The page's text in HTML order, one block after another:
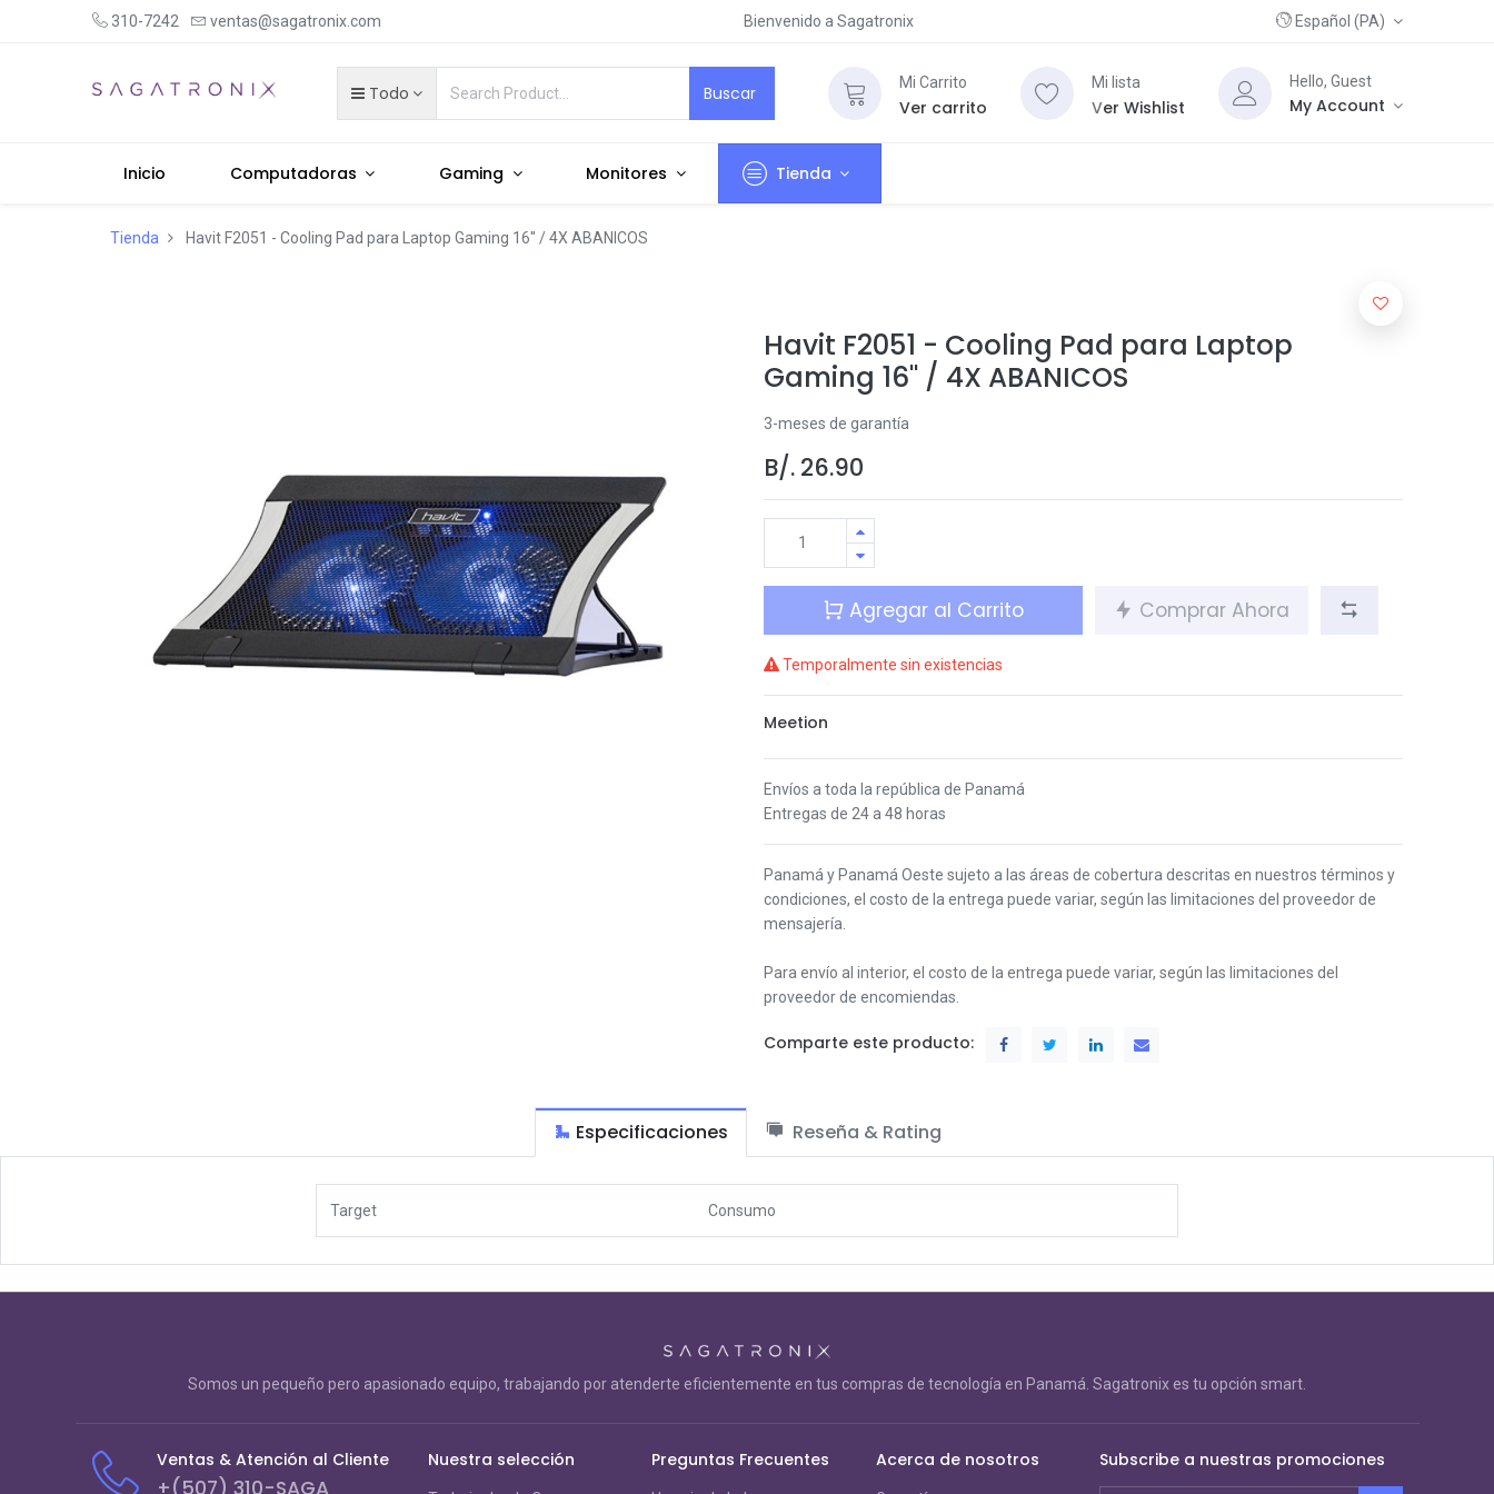
310-7242 ventas@sagatronix.com Bienvenido a Sagatronix Español (PA)
Todo Buscar Mi Carrito
Ver carrito
Mi lista
Ver Wishlist
Hello, Guest
My Account
Inicio Computadoras Gaming Monitores Tienda
Tienda Havit F2051 - Cooling Pad para Laptop Gaming 16'' / 4X ABANICOS
Havit F2051 - Cooling Pad para Laptop
Gaming 16'' / 4X ABANICOS
3-meses de garantía
B/. 26.90
Agregar al Carrito Comprar Ahora
Temporalmente sin existencias
Meetion
Envíos a toda la república de Panamá
Entregas de 24 a 48 horas
Panamá y Panamá Oeste sujeto a las áreas de cobertura descritas en nuestros términos y
condiciones, el costo de la entrega puede variar, según las limitaciones del proveedor de
mensajería.
Para envío al interior, el costo de la entrega puede variar, según las limitaciones del
proveedor de encomiendas.
Comparte este producto:
Especificaciones Reseña & Rating
Target Consumo
Somos un pequeño pero apasionado equipo, trabajando por atenderte eficientemente en tus compras de tecnología en Panamá. Sagatronix es tu opción smart.
Ventas & Atención al Cliente
+(507) 310-SAGA
Nuestra selección Preguntas Frecuentes Acerca de nosotros Subscribe a nuestras promociones